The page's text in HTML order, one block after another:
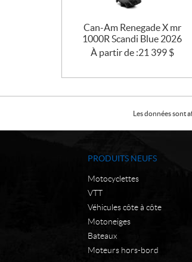
Can-Am Renegade X mr
1000R Scandi Blue 2026
À partir de :21 399 $
Les données sont
PRODUITS NEUFS
Motocyclettes
VTT
Véhicules côte à côte
Motoneiges
Bateaux
Moteurs hors-bord